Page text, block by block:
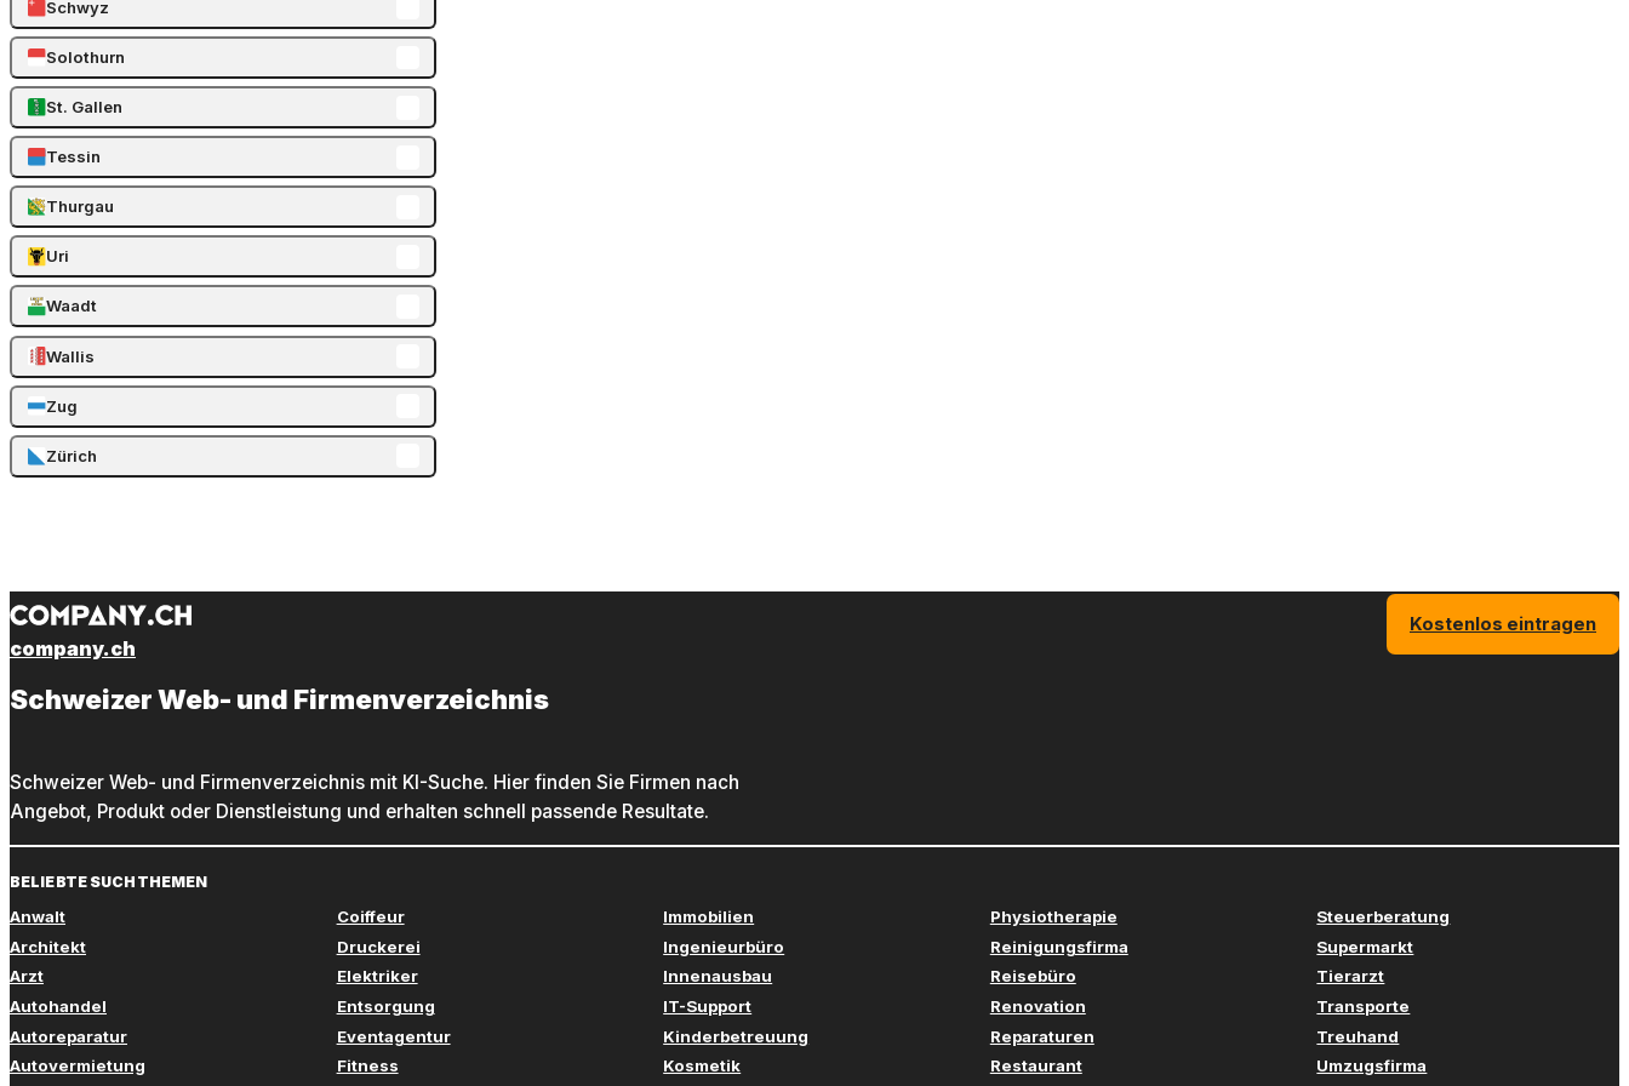
Schwyz
Solothurn
St. Gallen
Tessin
Thurgau
Uri
Waadt
Wallis
Zug
Zürich
company.ch
Kostenlos eintragen
Schweizer Web- und Firmenverzeichnis
Schweizer Web- und Firmenverzeichnis mit KI-Suche. Hier finden Sie Firmen nach
Angebot, Produkt oder Dienstleistung und erhalten schnell passende Resultate.
BELIEBTE SUCHTHEMEN
Anwalt
Architekt
Arzt
Autohandel
Autoreparatur
Autovermietung
Coiffeur
Druckerei
Elektriker
Entsorgung
Eventagentur
Fitness
Immobilien
Ingenieurbüro
Innenausbau
IT-Support
Kinderbetreuung
Kosmetik
Physiotherapie
Reinigungsfirma
Reisebüro
Renovation
Reparaturen
Restaurant
Steuerberatung
Supermarkt
Tierarzt
Transporte
Treuhand
Umzugsfirma